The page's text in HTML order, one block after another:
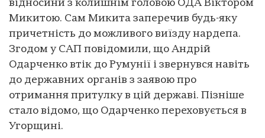
відносини з колишнім головою ОДА Віктором
Микитою. Сам Микита заперечив будь-яку
причетність до можливого виїзду нардепа.
Згодом у САП повідомили, що Андрій
Одарченко втік до Румунії і звернувся навіть
до державних органів з заявою про
отримання притулку в цій державі. Пізніше
стало відомо, що Одарченко переховується в
Угорщині.